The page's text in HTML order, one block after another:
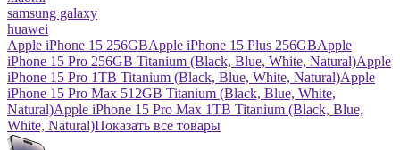
samsung galaxy
huawei
Apple iPhone 15 256GBApple iPhone 15 Plus 256GBApple
iPhone 15 Pro 256GB Titanium (Black, Blue, White, Natural)Apple
iPhone 15 Pro 1TB Titanium (Black, Blue, White, Natural)Apple
iPhone 15 Pro Max 512GB Titanium (Black, Blue, White,
Natural)Apple iPhone 15 Pro Max 1TB Titanium (Black, Blue,
White, Natural)Показать все товары